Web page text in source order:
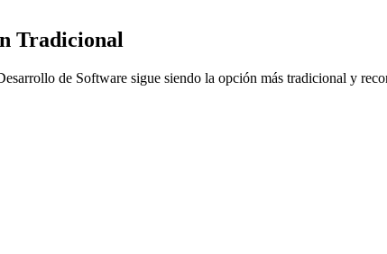
Tradicional
de Software sigue siendo la opción más tradicional y